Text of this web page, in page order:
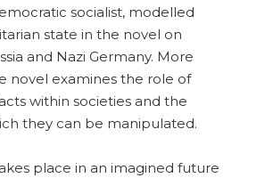
socialist, modelled
state in the novel on
and Nazi Germany. More
novel examines the role of
within societies and the
they can be manipulated.
place in an imagined future